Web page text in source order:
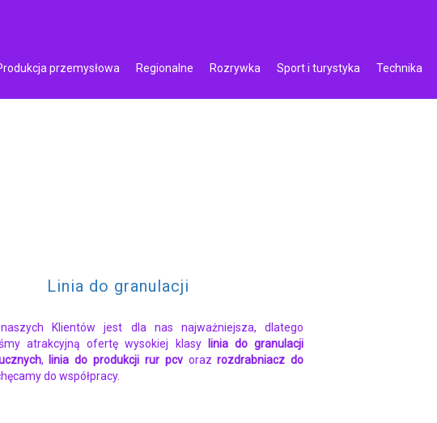
przemysłowa Regionalne Rozrywka Sport i turystyka
Technika
Linia do granulacji
Klientów jest dla nas najważniejsza, dlatego
atrakcyjną ofertę wysokiej klasy
linia do granulacji
, linia do produkcji rur pcvorazrozdrabniacz do
do współpracy.